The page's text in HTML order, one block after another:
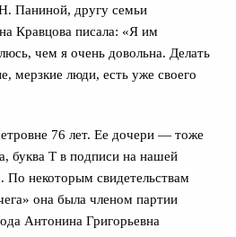
Паниной, другу семьи
Кравцова писала: «Я им
чем я очень довольна. Делать
мерзкие люди, есть уже своего
76 лет. Ее дочери — тоже
буква Т в подписи на нашей
некоторым свидетельствам
она была членом партии
Антонина Григорьевна